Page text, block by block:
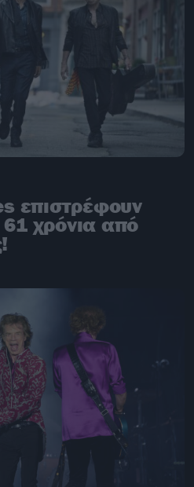
επιστρέφουν
χρόνια από